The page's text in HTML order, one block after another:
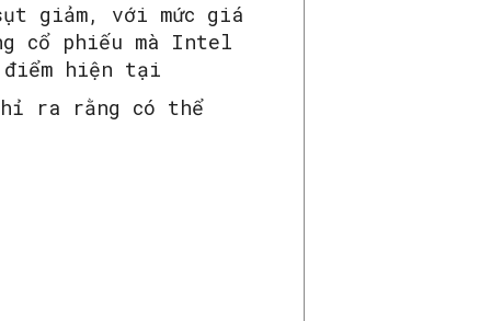
giảm, với mức giá
cổ phiếu mà Intel
hiện tại
ra rằng có thể